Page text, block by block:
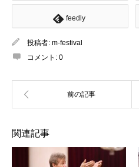
feedly
投稿者: m-festival
コメント: 0
関連記事